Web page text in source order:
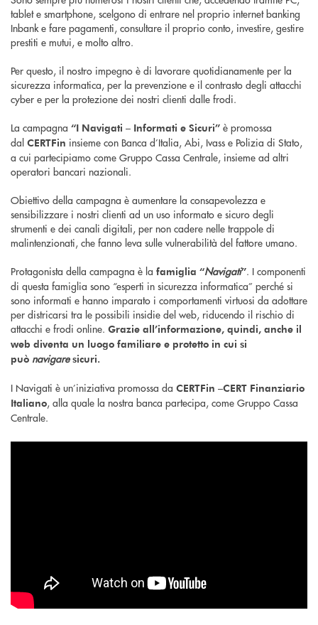
tablet e smartphone, scelgono di entrare nel proprio internet banking
Inbank e fare pagamenti, consultare il proprio conto, investire, gestire
prestiti e mutui, e molto altro.
Per questo, il nostro impegno è di lavorare quotidianamente per la
sicurezza informatica, per la prevenzione e il contrasto degli attacchi
cyber e per la protezione dei nostri clienti dalle frodi.
La campagna “I Navigati – Informati e Sicuri” è promossa
dal CERTFin insieme con Banca d’Italia, Abi, Ivass e Polizia di Stato,
a cui partecipiamo come Gruppo Cassa Centrale, insieme ad altri
operatori bancari nazionali.
Obiettivo della campagna è aumentare la consapevolezza e
sensibilizzare i nostri clienti ad un uso informato e sicuro degli
strumenti e dei canali digitali, per non cadere nelle trappole di
malintenzionati, che fanno leva sulle vulnerabilità del fattore umano.
Protagonista della campagna è la famiglia “Navigati”. I componenti
di questa famiglia sono “esperti in sicurezza informatica” perché si
sono informati e hanno imparato i comportamenti virtuosi da adottare
per districarsi tra le possibili insidie del web, riducendo il rischio di
attacchi e frodi online. Grazie all’informazione, quindi, anche il
web diventa un luogo familiare e protetto in cui si
può navigaresicuri.
I Navigati è un’iniziativa promossa da CERTFin –CERT Finanziario
Italiano, alla quale la nostra banca partecipa, come Gruppo Cassa
Centrale.